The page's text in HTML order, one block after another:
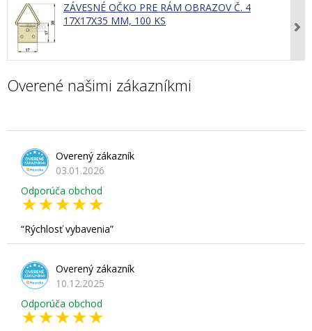
ZÁVESNÉ OČKO PRE RÁM OBRAZOV Č. 4
17X17X35 MM, 100 KS
Overené našimi zákazníkmi
Overený zákazník
03.01.2026
Odporúča obchod
Rýchlosť vybavenia
Overený zákazník
10.12.2025
Odporúča obchod